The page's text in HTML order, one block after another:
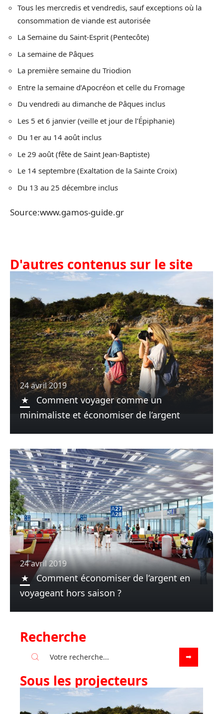
Tous les mercredis et vendredis, sauf exceptions où la
consommation de viande est autorisée
La Semaine du Saint-Esprit (Pentecôte)
La semaine de Pâques
La première semaine du Triodion
Entre la semaine d’Apocréon et celle du Fromage
Du vendredi au dimanche de Pâques inclus
Les 5 et 6 janvier (veille et jour de l’Épiphanie)
Du 1er au 14 août inclus
Le 29 août (fête de Saint Jean-Baptiste)
Le 14 septembre (Exaltation de la Sainte Croix)
Du 13 au 25 décembre inclus
Source:www.gamos-guide.gr
D'autres contenus sur le site
24 avril 2019
Comment voyager comme un
minimaliste et économiser de l’argent
24 avril 2019
Comment économiser de l’argent en
voyageant hors saison ?
Recherche
Sous les projecteurs